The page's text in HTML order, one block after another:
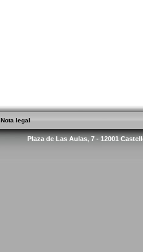
Nota legal
Plaza de Las Aulas, 7 - 12001